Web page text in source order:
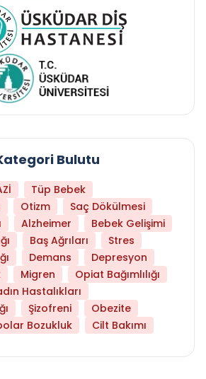
Bulutu
Tüp Bebek
Otizm
Saç Dökülmesi
Alzheimer
Bebek Gelişimi
Baş Ağrıları
Stres
Demans
Depresyon
Migren
Opiat Bağımlılığı
Hastalıkları
Şizofreni
Obezite
Bozukluk Cilt Bakımı